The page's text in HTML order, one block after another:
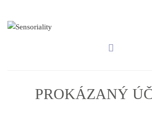
PROKÁZANÝ